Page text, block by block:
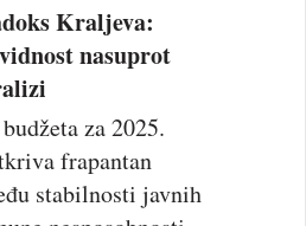
Kraljeva:
nasuprot
za 2025.
frapantan
stabilnosti javnih